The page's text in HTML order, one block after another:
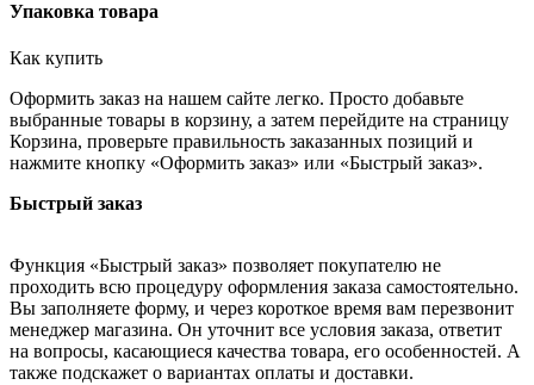
Упаковка товара
Как купить
Оформить заказ на нашем сайте легко. Просто добавьте
выбранные товары в корзину, а затем перейдите на страницу
Корзина, проверьте правильность заказанных позиций и
нажмите кнопку «Оформить заказ» или «Быстрый заказ».
Быстрый заказ
Функция «Быстрый заказ» позволяет покупателю не
проходить всю процедуру оформления заказа самостоятельно.
Вы заполняете форму, и через короткое время вам перезвонит
менеджер магазина. Он уточнит все условия заказа, ответит
на вопросы, касающиеся качества товара, его особенностей. А
также подскажет о вариантах оплаты и доставки.